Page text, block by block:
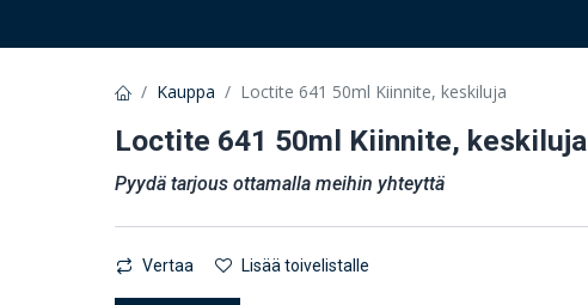
Kauppa Loctite 641 50ml Kiinnite, keskiluja
Loctite 641 50ml Kiinnite, keskiluja
Pyydä tarjous ottamalla meihin yhteyttä
Vertaa Lisää toivelistalle